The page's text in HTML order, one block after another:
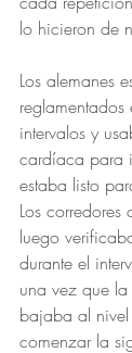
lo hicieron de
Los alemanes
intervalos y
cardíaca para
estaba listo
Los
luego
durante el
una vez que
bajaba al
comenzar la